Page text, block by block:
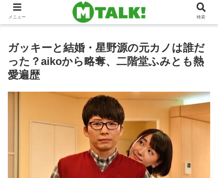
ガッキーと結婚・星野源の元カノは誰だ
った？aikoから略奪、二階堂ふみとも熱
愛遍歴
メニュー 検索